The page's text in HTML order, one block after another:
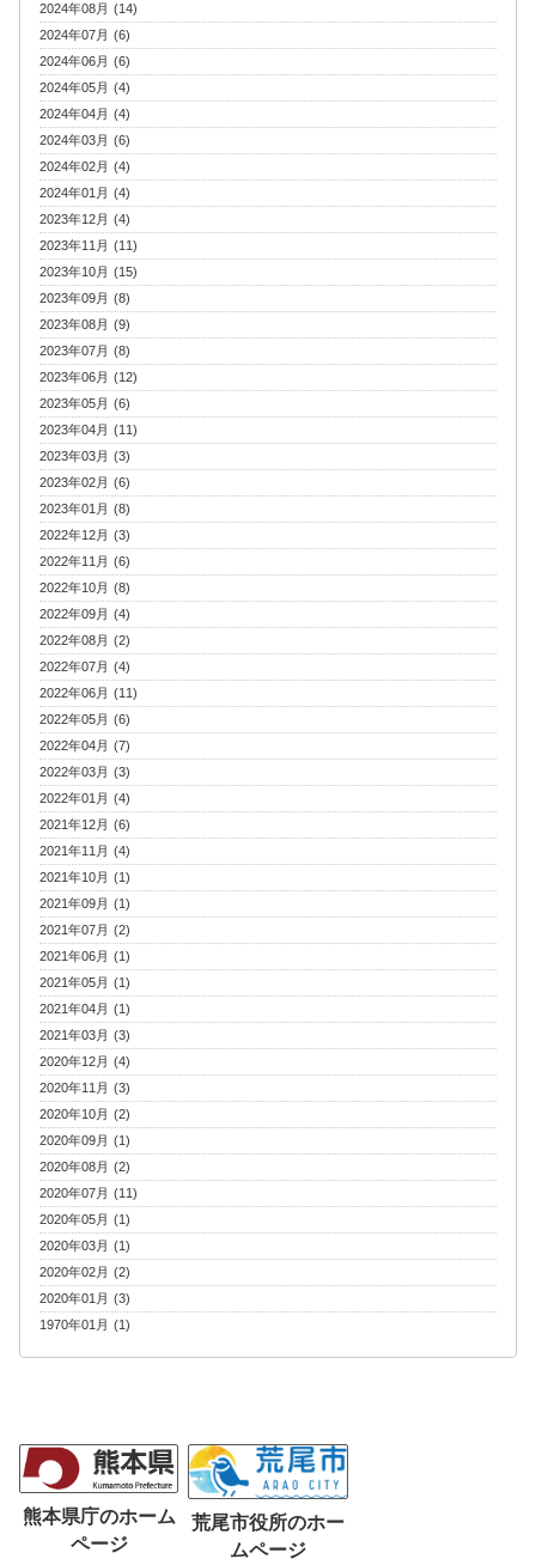
2024年08月 (14)
2024年07月 (6)
2024年06月 (6)
2024年05月 (4)
2024年04月 (4)
2024年03月 (6)
2024年02月 (4)
2024年01月 (4)
2023年12月 (4)
2023年11月 (11)
2023年10月 (15)
2023年09月 (8)
2023年08月 (9)
2023年07月 (8)
2023年06月 (12)
2023年05月 (6)
2023年04月 (11)
2023年03月 (3)
2023年02月 (6)
2023年01月 (8)
2022年12月 (3)
2022年11月 (6)
2022年10月 (8)
2022年09月 (4)
2022年08月 (2)
2022年07月 (4)
2022年06月 (11)
2022年05月 (6)
2022年04月 (7)
2022年03月 (3)
2022年01月 (4)
2021年12月 (6)
2021年11月 (4)
2021年10月 (1)
2021年09月 (1)
2021年07月 (2)
2021年06月 (1)
2021年05月 (1)
2021年04月 (1)
2021年03月 (3)
2020年12月 (4)
2020年11月 (3)
2020年10月 (2)
2020年09月 (1)
2020年08月 (2)
2020年07月 (11)
2020年05月 (1)
2020年03月 (1)
2020年02月 (2)
2020年01月 (3)
1970年01月 (1)
熊本県庁のホーム
ページ
荒尾市役所のホー
ムページ